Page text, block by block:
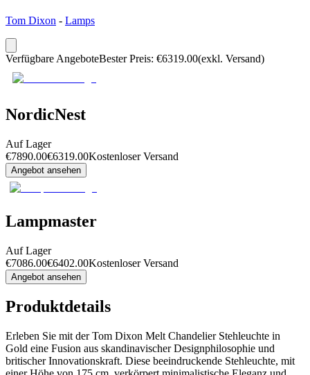
Tom Dixon - Lamps
Verfügbare AngeboteBester Preis: €6319.00(exkl. Versand)
NordicNest
Auf Lager
€7890.00€6319.00Kostenloser Versand
Angebot ansehen
Lampmaster
Auf Lager
€7086.00€6402.00Kostenloser Versand
Angebot ansehen
Produktdetails
Erleben Sie mit der Tom Dixon Melt Chandelier Stehleuchte in
Gold eine Fusion aus skandinavischer Designphilosophie und
britischer Innovationskraft. Diese beeindruckende Stehleuchte, mit